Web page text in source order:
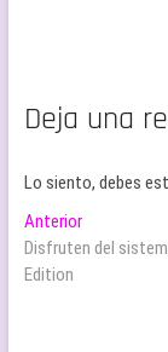
Deja una
Lo siento, debes
Navegación
de
AnteriorEntrada
anterior:
Disfruten del
Edition